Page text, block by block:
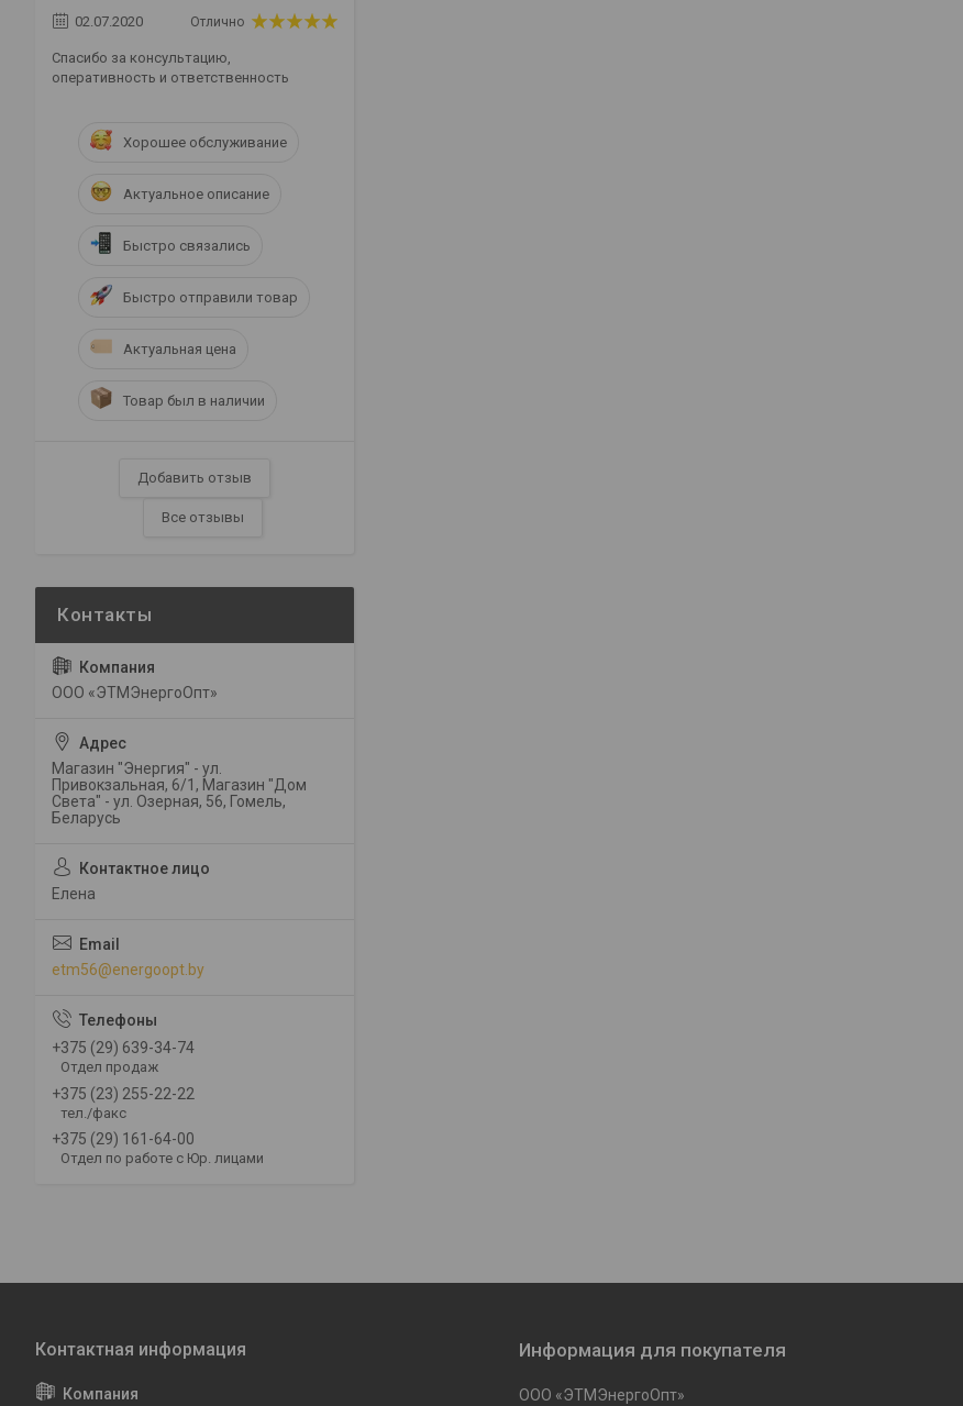
02.07.2020 Отлично
Спасибо за консультацию,
оперативность и ответственность
Хорошее обслуживание
Актуальное описание
Быстро связались
Быстро отправили товар
Актуальная цена
Товар был в наличии
Добавить отзыв
Все отзывы
ООО «ЭТМЭнергоОпт»
Магазин "Энергия" - ул.
Привокзальная, 6/1, Магазин "Дом
Света" - ул. Озерная, 56, Гомель,
Беларусь
Елена
etm56@energoopt.by
+375 (29) 639-34-74
Отдел продаж
+375 (23) 255-22-22
тел./факс
+375 (29) 161-64-00
Отдел по работе с Юр. лицами
Информация для покупателя
ООО «ЭТМЭнергоОпт»